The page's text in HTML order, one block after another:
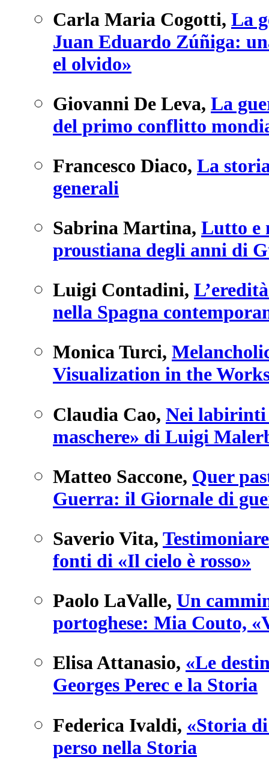
Carla Maria Cogotti, La
Juan Eduardo Zúñiga:
el olvido»
Giovanni De Leva, La
del primo conflitto
Francesco Diaco, La
generali
Sabrina Martina, Lutto e
proustiana degli anni di
Luigi Contadini,
nella Spagna
Monica Turci,
Visualization in the
Claudia Cao, Nei labirinti
maschere» di Luigi
Matteo Saccone, Quer
Guerra: il Giornale di
Saverio Vita,
fonti di «Il cielo è rosso»
Paolo LaValle, Un
portoghese: Mia Couto,
Elisa Attanasio, «Le
Georges Perec e la Storia
Federica Ivaldi, «Storia
perso nella Storia